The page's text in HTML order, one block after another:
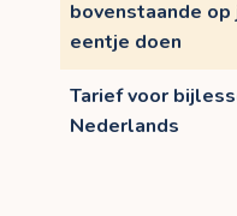
bovenstaande op
eentje doen
Tarief voor
Nederlands